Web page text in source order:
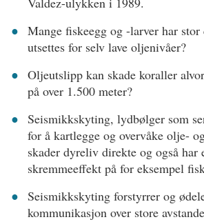
Mange fiskeegg og -larver har
utsettes for selv lave oljenivåer?
Oljeutslipp kan skade koraller
på over 1.500 meter?
Seismikkskyting, lydbølger som
for å kartlegge og overvåke olje-
skader dyreliv direkte og også har
skremmeeffekt på for eksempel
Seismikkskyting forstyrrer og
kommunikasjon over store